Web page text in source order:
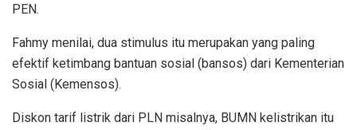
PEN.
Fahmy menilai, dua stimulus itu merupakan yang paling
efektif ketimbang bantuan sosial (bansos) dari Kementerian
Sosial (Kemensos).
Diskon tarif listrik dari PLN misalnya, BUMN kelistrikan itu